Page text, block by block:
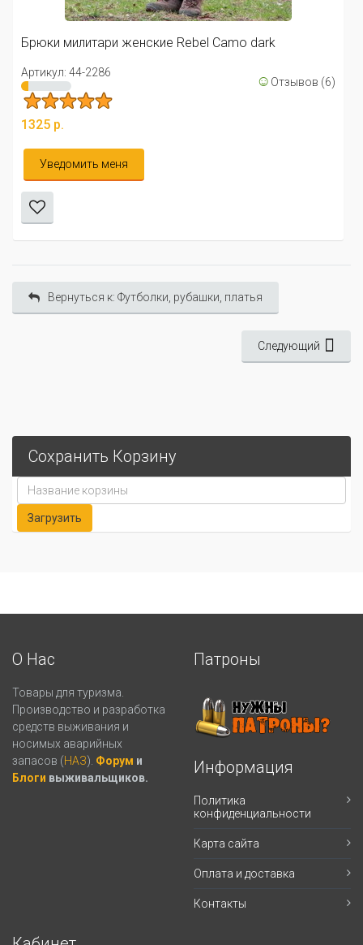
женские Rebel Camo dark
2286
меня
Вернуться к: Футболки, рубашки, платья
Следующий
Сохранить Корзину
О Нас
Товары для туризма.
Производство и разработка
средств выживания и
носимых аварийных
запасов (НАЗ). Форум и
Блоги выживальщиков.
Патроны
Информация
Политика
конфиденциальности
Карта сайта
Оплата и доставка
Контакты